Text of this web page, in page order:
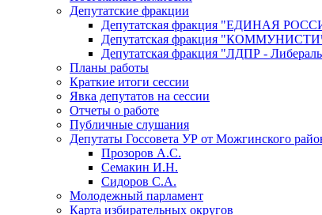
Депутатские фракции
Депутатская фракция "ЕДИНАЯ
Депутатская фракция
Депутатская фракция "ЛДПР -
Планы работы
Краткие итоги сессии
Явка депутатов на сессии
Отчеты о работе
Публичные слушания
Депутаты Госсовета УР от Можгинского
Прозоров А.С.
Семакин И.Н.
Сидоров С.А.
Молодежный парламент
Карта избирательных округов